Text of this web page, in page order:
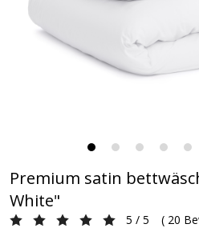
Premium satin
White"
5 / 5 ( 20